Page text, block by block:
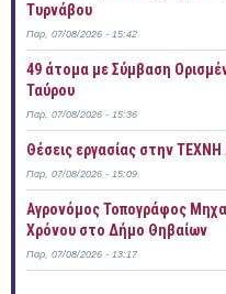
Τυρνάβου
Παρ, 07/08/2026 - 15:42
49 άτομα με Σύμβαση
Ταύρου
Παρ, 07/08/2026 - 15:36
Θέσεις εργασίας στην ΤΕΧΝΗ
Παρ, 07/08/2026 - 15:09
Αγρονόμος Τοπογράφος
Χρόνου στο Δήμο Θηβαίων
Παρ, 07/08/2026 - 13:17